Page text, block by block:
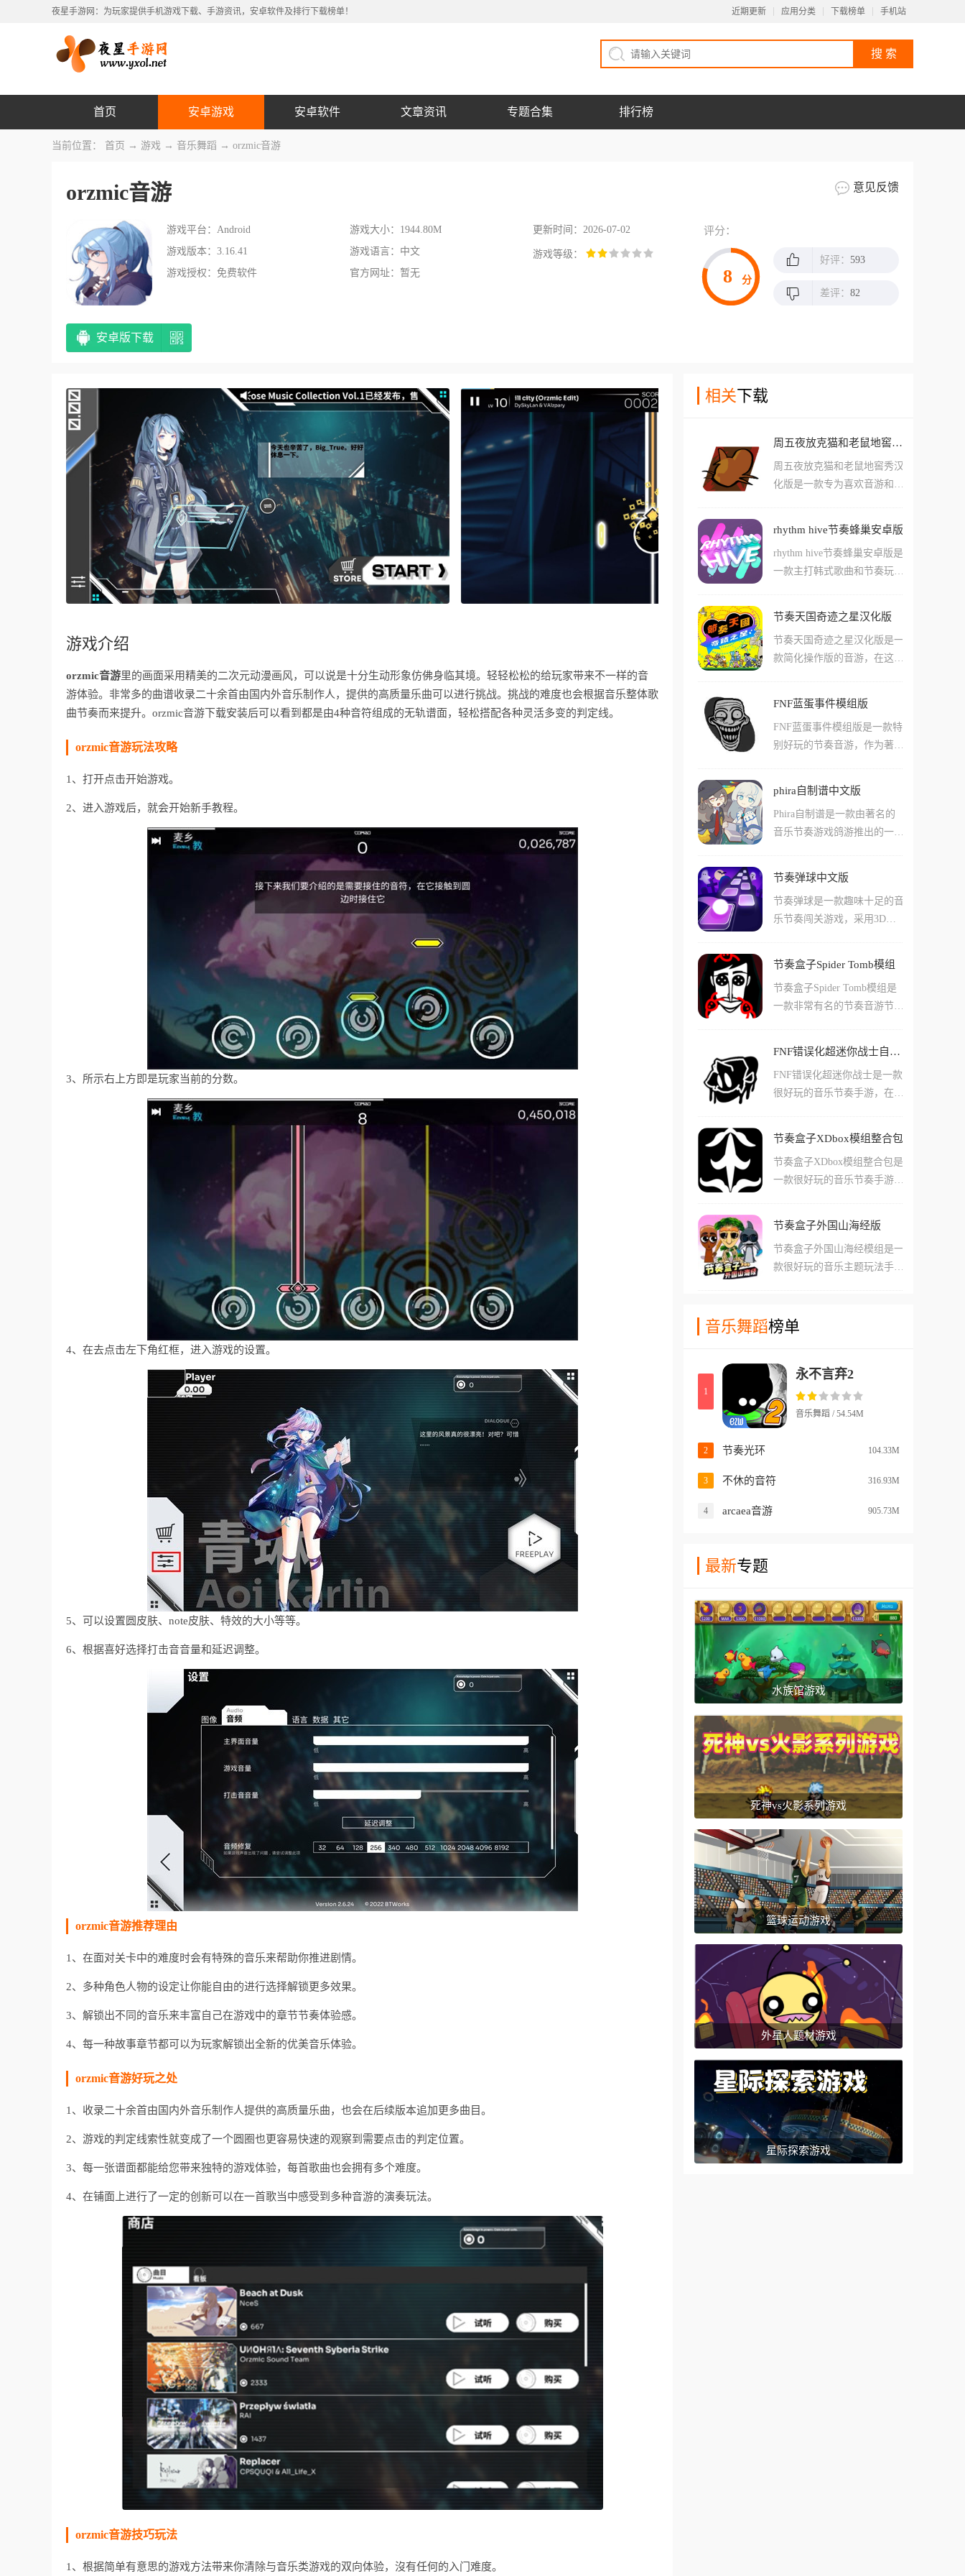
夜星手游网：为玩家提供手机游戏下载、手游资讯，安卓软件及排行下载榜单！ 近期更新 应用分类 下载榜单 手机站
首页 安卓游戏 安卓软件 文章资讯 专题合集 排行榜
当前位置： 首页 → 游戏 → 音乐舞蹈 → orzmic音游
orzmic音游 意见反馈
游戏平台：Android 游戏大小：1944.80M
更新时间：2026-07-02
游戏版本：3.16.41
游戏语言：中文
游戏等级：
游戏授权：免费软件
官方网址：暂无
评分：
8 分
好评： 593
差评： 82
安卓版下载
游戏介绍
orzmic音游里的画面采用精美的二次元动漫画风，可以说是十分生动形象仿佛身临其境。轻轻松松的给玩家带来不一样的音
游体验。非常多的曲谱收录二十余首由国内外音乐制作人，提供的高质量乐曲可以进行挑战。挑战的难度也会根据音乐整体歌
曲节奏而来提升。orzmic音游下载安装后可以看到都是由4种音符组成的无轨谱面，轻松搭配各种灵活多变的判定线。
orzmic音游玩法攻略
1、打开点击开始游戏。
2、进入游戏后，就会开始新手教程。
3、所示右上方即是玩家当前的分数。
4、在去点击左下角红框，进入游戏的设置。
5、可以设置圆皮肤、note皮肤、特效的大小等等。
6、根据喜好选择打击音音量和延迟调整。
orzmic音游推荐理由
1、在面对关卡中的难度时会有特殊的音乐来帮助你推进剧情。
2、多种角色人物的设定让你能自由的进行选择解锁更多效果。
3、解锁出不同的音乐来丰富自己在游戏中的章节节奏体验感。
4、每一种故事章节都可以为玩家解锁出全新的优美音乐体验。
orzmic音游好玩之处
1、收录二十余首由国内外音乐制作人提供的高质量乐曲，也会在后续版本追加更多曲目。
2、游戏的判定线索性就变成了一个圆圈也更容易快速的观察到需要点击的判定位置。
3、每一张谱面都能给您带来独特的游戏体验，每首歌曲也会拥有多个难度。
4、在铺面上进行了一定的创新可以在一首歌当中感受到多种音游的演奏玩法。
orzmic音游技巧玩法
1、根据简单有意思的游戏方法带来你清除与音乐类游戏的双向体验，沒有任何的入门难度。
相关下载
周五夜放克猫和老鼠地窖秀汉化版
周五夜放克猫和老鼠地窖秀汉
化版是一款专为喜欢音游和各
玩家们可以体验到很多独居特
色的回合制玩法，还有很有趣
的角色驱动节奏玩法。游戏中
下正确的按键，还要看到角色
种不同类型的音游都十分有
趣，还有不少有趣的角色介
rhythm hive节奏蜂巢安卓版
rhythm hive节奏蜂巢安卓版是
一款主打韩式歌曲和节奏玩法
欢的明星，并且能够使用他们
真实演奏过的各种乐曲来游玩
节奏游戏。在这款游戏中还有
真人mv背景，让您在游玩节
的乐趣!游戏中还有不少的造
型皮肤等玩法，可以让玩家们
节奏天国奇迹之星汉化版
节奏天国奇迹之星汉化版是一
款简化操作版的音游，在这款
滑就能轻松过关了！游戏中收
录了八十多款节奏小游戏，从
雨伞开合、跨栏跳跃到飞盘抛
每关都有独立世界观和动画，
玩家们跟着节拍随便按也能
过，十分的休闲。游戏还支持
作闯关、双人对战都有，还带
FNF蓝蛋事件模组版
FNF蓝蛋事件模组版是一款特
别好玩的节奏音游，作为著名
和操作风格，还加入了很多全
新的内容和玩法！在这款游戏
中玩家们还能通过各种方式尝
的角色，或者挑战更高的音游
玩家们还能体验到不少其他的
玩法和内容，不如说特殊的蓝
phira自制谱中文版
Phira自制谱是一款由著名的
音乐节奏游戏鸽游推出的一款
条，需要玩家们自定义自己的
谱面，输入音乐后自己对谱面
的具体玩法来进行设置，并且
之中，玩家们可以利用这一点
己打自己谱面的快乐!如果其
他玩家玩到你的谱面之后，还
节奏弹球中文版
节奏弹球是一款趣味十足的音
乐节奏闯关游戏，采用3D画
为音乐游戏爱好者提供全新的
游戏体验。游戏的核心玩法是
通过指尖操控小球在砖块上跳
移动，结合了休闲、闯关、音
新简约的卡通风格设计和多彩
炫酷的特效，提供令人惊叹的
来无与伦比的视觉盛宴。游戏
节奏盒子Spider Tomb模组
节奏盒子Spider Tomb模组是
一款非常有名的节奏音游节奏
了许多热门的音乐和歌曲，其
中不少都是tiktok或者抖音上
流行的曲目!玩家们能够自己
行演奏，通过使用不同的角
也会有很大的不同!这些角色
的造型也十分的有趣，您完成
游戏内工具导出哦!
FNF错误化超迷你战士自带mod版
FNF错误化超迷你战士是一款
很好玩的音乐节奏手游，在这
有很多音乐节拍的点击和角色
可以让您来选择！在这款游戏
中玩家们还能根据游戏的节
战！还能不断的提高您的反应
式也非常多，包括简单普通困
难多种模式都能够自由选择！
节奏盒子XDbox模组整合包
节奏盒子XDbox模组整合包是
一款很好玩的音乐节奏手游，
人，这些小人代表着不同类型
的乐器和节奏，玩家们可以自
己点击这些不同小人来开始匹
的音乐，也可以使用他预设的
前所未有的演奏体验！
节奏盒子外国山海经版
节奏盒子外国山海经模组是一
款很好玩的音乐主题玩法手
演奏不同种类的音乐，而且游
奏出来的效果也是完全不一样
的！在游戏中玩家们能够使用
的其他内容非常多，还有许多
不同类型的游戏玩法和亮点，
适合各种不同类型的玩家使
音乐舞蹈榜单
1
永不言弃2
音乐舞蹈 / 54.54M
2 节奏光环 104.33M
3 不休的音符 316.93M
4 arcaea音游 905.73M
最新专题
水族馆游戏
死神vs火影系列游戏
篮球运动游戏
外星人题材游戏
星际探索游戏